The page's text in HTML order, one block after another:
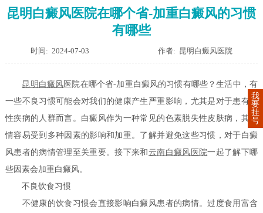
昆明白癜风医院在哪个省-加重白癜风的习惯
有哪些
时间: 2024-07-03 作者: 昆明白癜风医院
昆明 白癜风 医院在哪个省-加重白癜风的习惯有哪些？生活中，有
一些不良习惯可能会对我们的健康产生严重影响，尤其是对于患有慢
性疾病的人群而言。白癜风作为一种常见的色素脱失性皮肤病，其病
情容易受到多种因素的影响和加重。了解并避免这些习惯，对于白癜
风患者的病情管理至关重要。接下来和 云南白癜风医院一起了解下哪
些因素会加重白癜风。
不良饮食习惯
不健康的饮食习惯会直接影响白癜风患者的病情。过度食用富含
我
要
挂
号